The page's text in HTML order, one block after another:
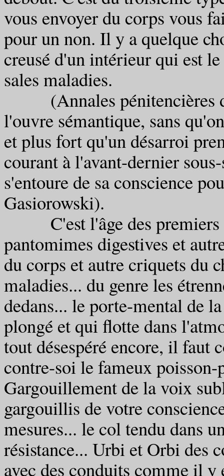
vous envoyer du corps vous
pour un non. Il y a quelque
creusé d'un intérieur qui est
sales maladies.
(Annales pénitencières
l'ouvre sémantique, sans
et plus fort qu'un désarroi
courant à l'avant-dernier
s'entoure de sa conscience
Gasiorowski).
C'est l'âge des premiers
pantomimes digestives et
du corps et autre criquets du
maladies... du genre les
dedans... le porte-mental de
plongé et qui flotte dans
tout désespéré encore, il faut
contre-soi le fameux
Gargouillement de la voix
gargouillis de votre
mesures... le col tendu dans
résistance... Urbi et Orbi des
avec des conduits comme il